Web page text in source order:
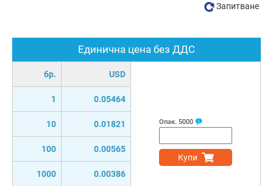
Единична цена без ДДС
бр. USD
1 0.05464
10 0.01821
100 0.00565
1000 0.00386
Опак. 5000
Купи
Запитване